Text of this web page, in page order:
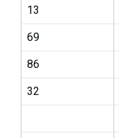
13
69
86
32